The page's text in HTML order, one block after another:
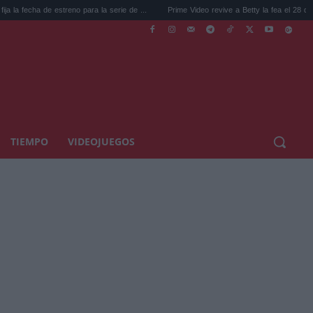
para la serie de ... Prime Video revive a Betty la fea el 28 de agosto ...
TIEMPO VIDEOJUEGOS